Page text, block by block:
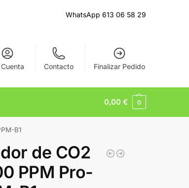
WhatsApp 613 06 58 29
Contacto Finalizar Pedido
0,00€ 0
B1
de CO2
PPM Pro-